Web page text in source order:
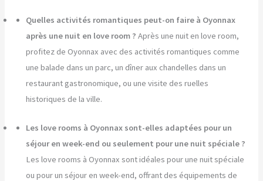
Quelles activités romantiques peut-on faire à Oyonnax
après une nuit en love room ? Après une nuit en love room,
profitez de Oyonnax avec des activités romantiques comme
une balade dans un parc, un dîner aux chandelles dans un
restaurant gastronomique, ou une visite des ruelles
historiques de la ville.
Les love rooms à Oyonnax sont-elles adaptées pour un
séjour en week-end ou seulement pour une nuit spéciale ?
Les love rooms à Oyonnax sont idéales pour une nuit spéciale
ou pour un séjour en week-end, offrant des équipements de